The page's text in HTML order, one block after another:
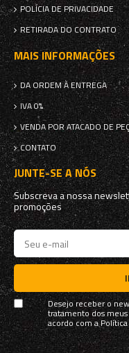
POLÍCIA DE PRIVACIDADE
RETIRADA DO CONTRATO
MAIS INFORMAÇÕES
DA ORDEM À ENTREGA
IVA 0%
VENDA POR ATACADO DE
CONTATO
JUNTE-SE A NÓS
Subscreva a nossa
promoções
Desejo receber o
tratamento dos
acordo com a